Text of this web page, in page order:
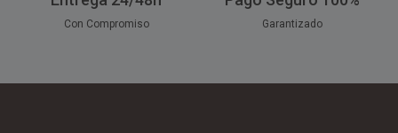
Con Compromiso Garantizado